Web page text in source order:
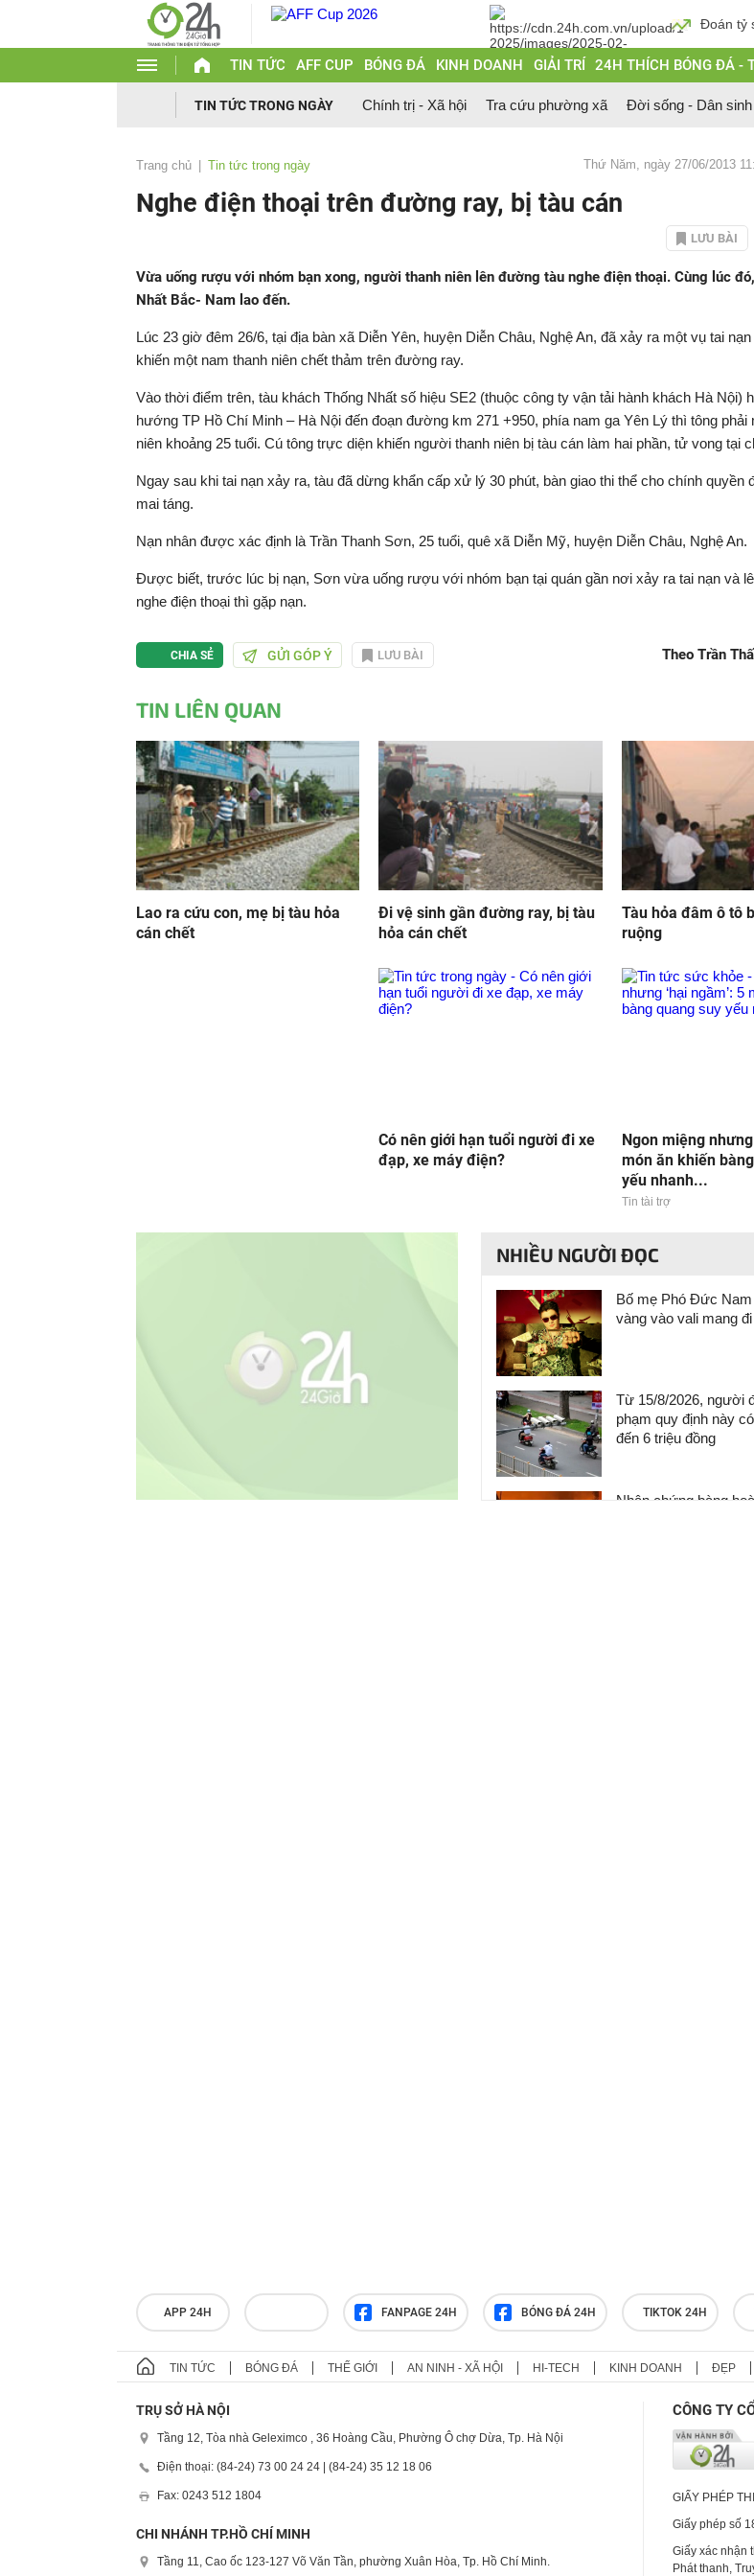
Đoán tỷ
TIN TỨC AFF CUP BÓNG ĐÁ KINH DOANH GIẢI TRÍ 24H THÍCH BÓNG ĐÁ -
TIN TỨC TRONG NGÀY Chính trị - Xã hội Tra cứu phường xã Đời sống - Dân sinh
Trang chủ Tin tức trong ngày Thứ Năm, ngày 27/06/2013
Nghe điện thoại trên đường ray, bị tàu cán
LƯU BÀI
Vừa uống rượu với nhóm bạn xong, người thanh niên lên đường tàu nghe điện thoại. Cùng lúc
Nhất Bắc- Nam lao đến.
Lúc 23 giờ đêm 26/6, tại địa bàn xã Diễn Yên, huyện Diễn Châu, Nghệ An, đã xảy ra một vụ tai
khiến một nam thanh niên chết thảm trên đường ray.
Vào thời điểm trên, tàu khách Thống Nhất số hiệu SE2 (thuộc công ty vận tải hành khách Hà Nội)
hướng TP Hồ Chí Minh – Hà Nội đến đoạn đường km 271 +950, phía nam ga Yên Lý thì tông phải
niên khoảng 25 tuổi. Cú tông trực diện khiến người thanh niên bị tàu cán làm hai phần, tử vong tại
Ngay sau khi tai nạn xảy ra, tàu đã dừng khẩn cấp xử lý 30 phút, bàn giao thi thể cho chính quyền
mai táng.
Nạn nhân được xác định là Trần Thanh Sơn, 25 tuổi, quê xã Diễn Mỹ, huyện Diễn Châu, Nghệ An.
Được biết, trước lúc bị nạn, Sơn vừa uống rượu với nhóm bạn tại quán gần nơi xảy ra tai nạn và
nghe điện thoại thì gặp nạn.
CHIA SẺ GỬI GÓP Ý LƯU BÀI Theo Trần
TIN LIÊN QUAN
Lao ra cứu con, mẹ bị tàu hỏa
cán chết
Đi vệ sinh gần đường ray, bị tàu
hỏa cán chết
Tàu hỏa đâm ô tô
ruộng
Có nên giới hạn tuổi người đi xe
đạp, xe máy điện?
Ngon miệng nhưng
món ăn khiến
yếu nhanh...
Tin tài trợ
NHIỀU NGƯỜI ĐỌC
Bố mẹ Phó Đức Nam
vàng vào vali mang
Từ 15/8/2026, người
phạm quy định này
đến 6 triệu đồng
Nhân chứng bàng
APP 24H FANPAGE 24H BÓNG ĐÁ 24H TIKTOK 24H
TIN TỨC BÓNG ĐÁ THẾ GIỚI AN NINH - XÃ HỘI HI-TECH KINH DOANH ĐẸP
TRỤ SỞ HÀ NỘI
Tầng 12, Tòa nhà Geleximco , 36 Hoàng Cầu, Phường Ô chợ Dừa, Tp. Hà Nội
Điện thoại: (84-24) 73 00 24 24 | (84-24) 35 12 18 06
Fax: 0243 512 1804
CHI NHÁNH TP.HỒ CHÍ MINH
Tầng 11, Cao ốc 123-127 Võ Văn Tần, phường Xuân Hòa, Tp. Hồ Chí Minh.
CÔNG TY
GIẤY PHÉP
Giấy phép số
Giấy xác nhận
Phát thanh,